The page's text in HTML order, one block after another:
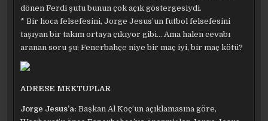
dönen Ferdi şutu bunun çok açık göstergesiydi.
* Bir hoca felsefesini, Jorge Jesus’un futbol felsefesini
taşıyan bir takım ortaya çıkıyor gibi… Ama halen cevabı
aranan soru şu: Fenerbahçe niye bir maç iyi, bir maç kötü?
ADRESE MEKTUPLAR
Jorge Jesus’a: Başkan Al Koç’un açıklamasına göre,